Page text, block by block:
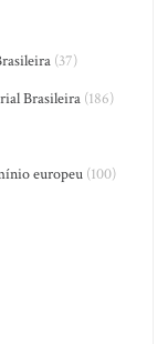
(37)
Brasileira (186)
europeu(100)